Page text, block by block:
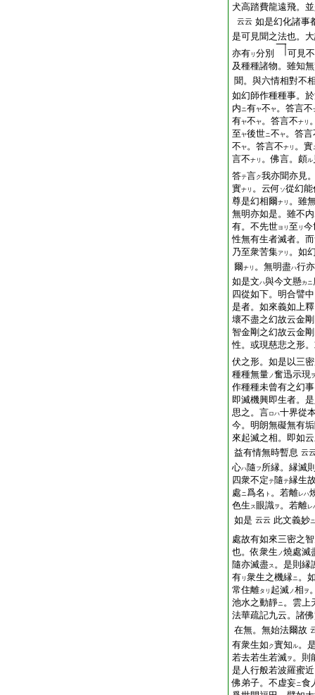
犬高踏費龍遠飛。
云云 如是幻化諸事
是可見聞之法也。
亦有 リ 分別
可見
及種種諸物。雖知
聞。與六情相對不
如幻師作種種事。
内ニ有ヤ不ヤ。答言不
有ヤ不ヤ。答言不ナリ
至ヤ後世ニ不ヤ。答言
不ヤ。答言不ナリ 。實
言不ナリ 。佛言。頗ル
答テ言ク我亦聞亦見
實ナリ 。云何 ソ從幻能
尊是幻相爾ナリ 。雖
無明亦如是。雖不内
有。不先世ヨリ 至 リ 今
性無有生者滅者。
乃至衆苦集アリ 。如
爾ナリ 。無明盡ハ行
如是文ハ與今文懸カニ
四從如下。明合譬
是者。如來義如上
壞不盡之幻故云金
智金剛之幻故云金
性。或現慈悲之形
伏之形。如是以三
種種無量ノ奮迅示現
作種種未曾有之幻
即滅機興即生者。
思之。言ロハ十界從
今。明朗無礙無有
來起滅之相。即如
益有情無時暫息 云
心ハ隨 フ 所縁。縁滅
四衆不定テ隨テ縁生
處ニ爲名 ト 。若離レハ
色生 ス 眼識ヲ 。若離レ
如是 云云 此文義妙ニ
處故有如來三密之
也。依衆生 ノ燒處滅
隨亦滅盡ス 。是則縁
有 リ 衆生之機縁ニ。
常住離タリ 起滅ノ相 ヲ
池水之動靜ニ。雲上
法華疏記九云。諸
在無。無始法爾故
有衆生如 ク實知ル。
若去若生若滅ヲ 。則
是人行般若波羅蜜近
佛弟子。不虚妄ニ食